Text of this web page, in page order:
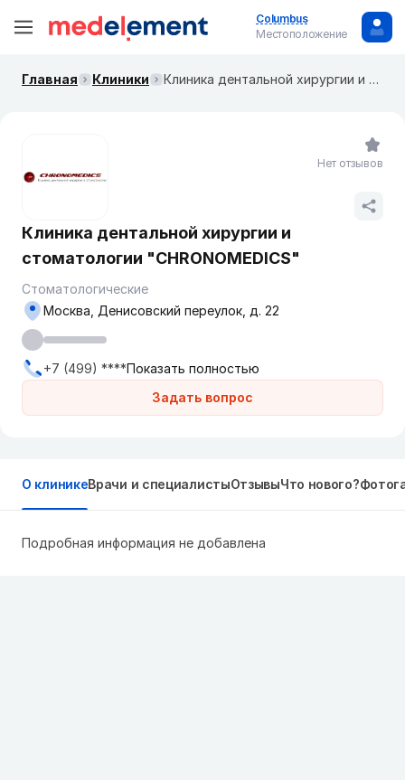
Columbus
Местоположение
Главная Клиники Клиника дентальной хирургии и стоматологии "CHRONOMEDICS"
Клиника дентальной хирургии и
стоматологии "CHRONOMEDICS"
Стоматологические
Задать вопрос
Москва, Денисовский переулок, д. 22
+7 (499) ****Показать полностью
Нет отзывов
О клиникеВрачи и специалистыОтзывыЧто нового?
Подробная информация не добавлена